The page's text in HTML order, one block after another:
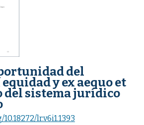
del
y ex aequo et
del sistema jurídico
lr.v6i1.1393